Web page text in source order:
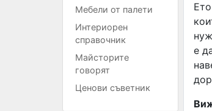
Мебели от палети
Интериорен
справочник
Майсторите
говорят
Ценови съветник
е